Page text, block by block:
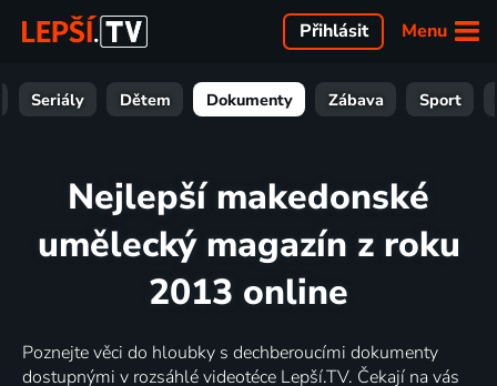
Menu
Přihlásit
Seriály Dětem Dokumenty Zábava Sport
Nejlepší makedonské
umělecký magazín z roku
2013 online
Poznejte věci do hloubky s dechberoucími dokumenty
dostupnými v rozsáhlé videotéce Lepší.TV. Čekají na vás